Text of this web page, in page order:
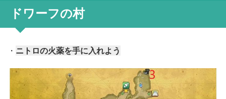
ドワーフの村
・ ニトロの火薬を手に入れよう